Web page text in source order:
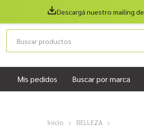
Descargá nuestro mailing de
Mis pedidos Buscar por marca
Inicio BELLEZA